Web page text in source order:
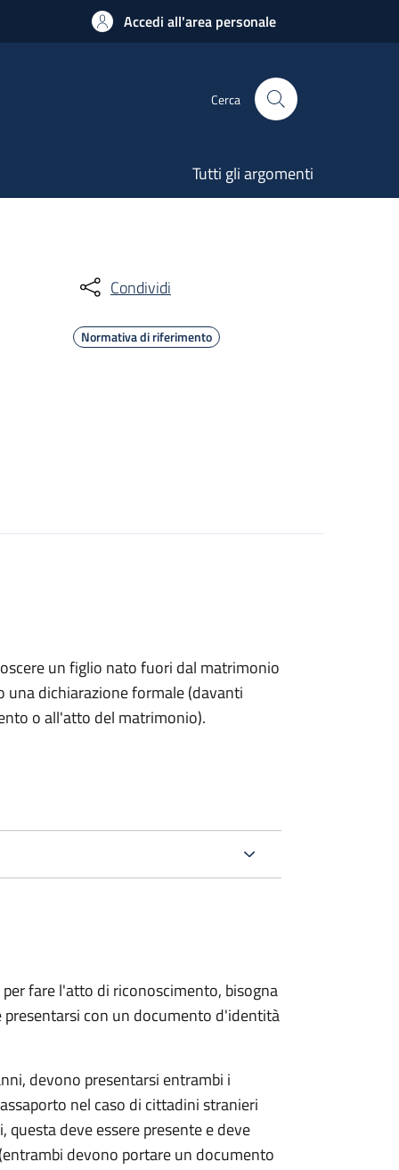
Accedi all'area personale
Cerca
Tutti gli argomenti
Condividi
Normativa di riferimento
un figlio nato fuori dal matrimonio
una dichiarazione formale (davanti
o all'atto del matrimonio).
fare l'atto di riconoscimento, bisogna
con un documento d'identità
devono presentarsi entrambi i
nel caso di cittadini stranieri
questa deve essere presente e deve
devono portare un documento